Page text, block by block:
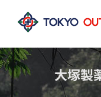
content
大塚製